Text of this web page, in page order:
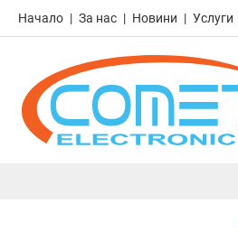
Начало За нас Новини Услуги